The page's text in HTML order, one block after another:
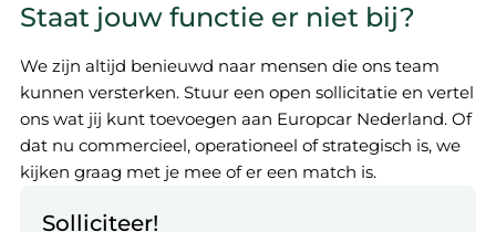
Staat jouw functie er niet bij?
We zijn altijd benieuwd naar mensen die ons team
kunnen versterken. Stuur een open sollicitatie en vertel
ons wat jij kunt toevoegen aan Europcar Nederland. Of
dat nu commercieel, operationeel of strategisch is, we
kijken graag met je mee of er een match is.
Solliciteer!